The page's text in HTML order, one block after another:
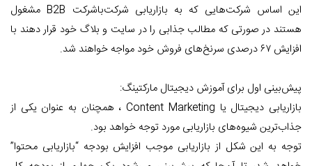
این اساس شرکت‌هایی که به بازاریابی شرکت‌با‌شرکت B2B مشغول
هستند در صورتی که مطالب جذابی را در سایت و بلاگ خود قرار دهند با
افزایش ۶۷ درصدی سرنخ‌های فروش خود مواجه خواهند شد.
پیش‌بینی اول برای آموزش دیجیتال مارکتینگ:
بازاریابی دیجیتال یا Content Marketing ، همچنان به عنوان یکی از
جذاب‌ترین شیوه‌های بازاریابی مورد توجه خواهد بود.
توجه به این شکل از بازاریابی موجب افزایش بودجه “بازاریابی محتوا”